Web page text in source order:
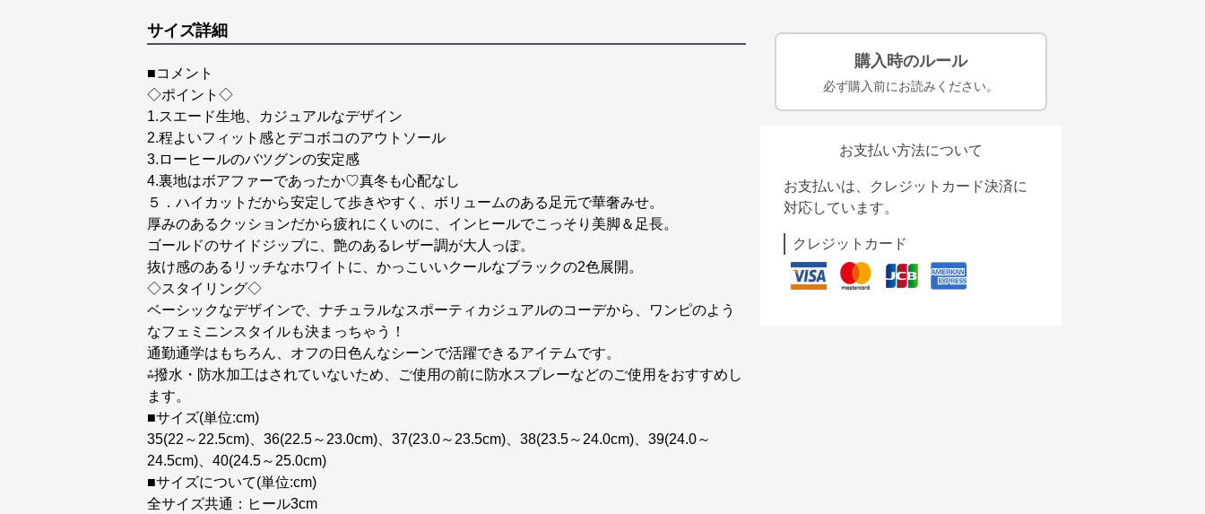
サイズ詳細
■コメント
◇ポイント◇
1.スエード生地、カジュアルなデザイン
2.程よいフィット感とデコボコのアウトソール
3.ローヒールのバツグンの安定感
4.裏地はボアファーであったか♡真冬も心配なし
５．ハイカットだから安定して歩きやすく、ボリュームのある足元で華奢みせ。
厚みのあるクッションだから疲れにくいのに、インヒールでこっそり美脚＆足長。
ゴールドのサイドジップに、艶のあるレザー調が大人っぽ。
抜け感のあるリッチなホワイトに、かっこいいクールなブラックの2色展開。
◇スタイリング◇
ベーシックなデザインで、ナチュラルなスポーティカジュアルのコーデから、ワンピのよう
なフェミニンスタイルも決まっちゃう！
通勤通学はもちろん、オフの日色んなシーンで活躍できるアイテムです。
⁂撥水・防水加工はされていないため、ご使用の前に防水スプレーなどのご使用をおすすめし
ます。
■サイズ(単位:cm)
35(22～22.5cm)、36(22.5～23.0cm)、37(23.0～23.5cm)、38(23.5～24.0cm)、39(24.0～
24.5cm)、40(24.5～25.0cm)
■サイズについて(単位:cm)
全サイズ共通：ヒール3cm
購入時のルール
必ず購入前にお読みください。
お支払い方法について
お支払いは、クレジットカード決済に
対応しています。
クレジットカード